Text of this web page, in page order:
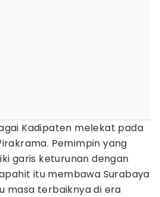
Kadipaten melekat pada
Pemimpin yang
garis keturunan dengan
itu membawa Surabaya
masa terbaiknya di era